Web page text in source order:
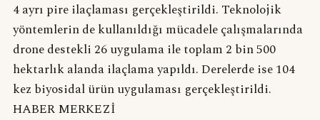
4 ayrı pire ilaçlaması gerçekleştirildi. Teknolojik
yöntemlerin de kullanıldığı mücadele çalışmalarında
drone destekli 26 uygulama ile toplam 2 bin 500
hektarlık alanda ilaçlama yapıldı. Derelerde ise 104
kez biyosidal ürün uygulaması gerçekleştirildi.
HABER MERKEZİ